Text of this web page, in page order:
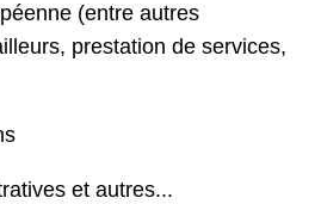
(entre autres
prestation de services,
et autres...